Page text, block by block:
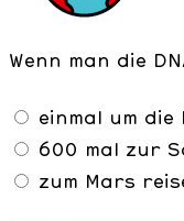
Wenn man die
einmal um die
600 mal zur
zum Mars